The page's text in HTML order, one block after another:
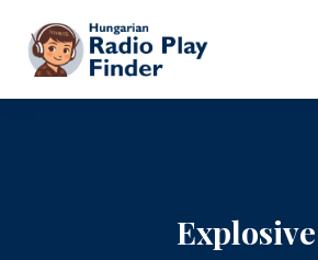
To contents
Explosive